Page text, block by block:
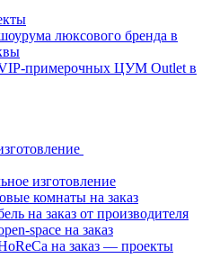
люксового бренда в
примерочных ЦУМ Outlet в
изготовление
комнаты на заказ
на заказ от производителя
space на заказ
на заказ — проекты